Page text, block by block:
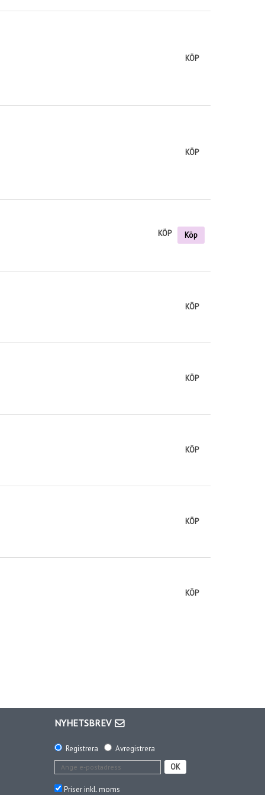
KÖP
KÖP
Köp
KÖP
KÖP
KÖP
KÖP
KÖP
KÖP
NYHETSBREV
Registrera
Avregistrera
OK
Priser inkl. moms